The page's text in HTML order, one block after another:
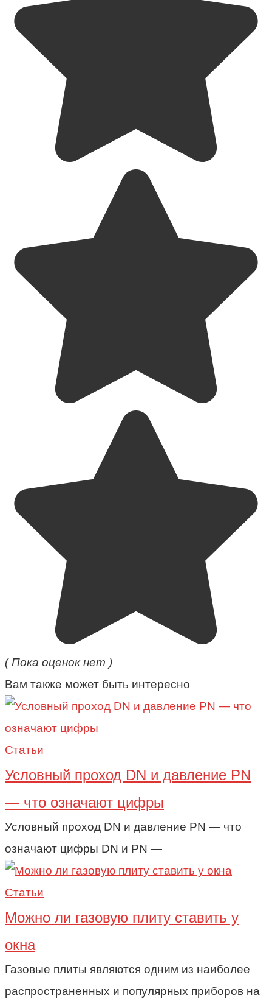
( Пока оценок нет )
Вам также может быть интересно
Статьи
Условный проход DN и давление PN
— что означают цифры
Условный проход DN и давление PN — что
означают цифры DN и PN —
Статьи
Можно ли газовую плиту ставить у
окна
Газовые плиты являются одним из наиболее
распространенных и популярных приборов на